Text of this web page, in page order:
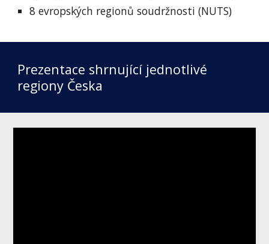
8 evropských regionů soudržnosti (NUTS)
Prezentace shrnující jednotlivé
regiony Česka